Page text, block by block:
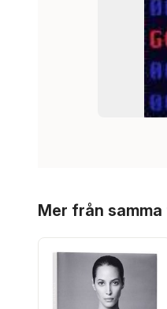
Mer från